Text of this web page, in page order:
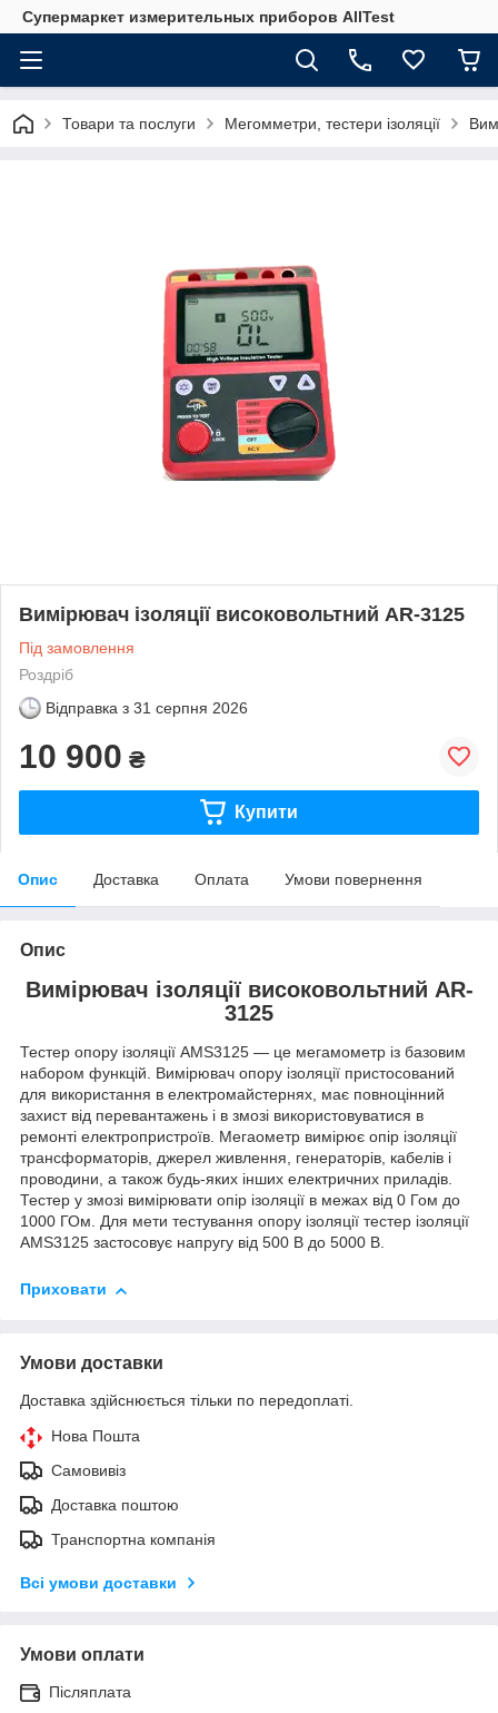
Супермаркет измерительных приборов AllTest
Товари та послуги Мегомметри, тестери ізоляції
Вимірювач ізоляції високовольтний AR-3125
Під замовлення
Роздріб
Відправка з 31 серпня 2026
10 900 ₴
Купити
Опис Доставка Оплата Умови повернення
Опис
Вимірювач ізоляції високовольтний AR-
3125
Тестер опору ізоляції AMS3125 — це мегамометр із базовим
набором функцій. Вимірювач опору ізоляції пристосований
для використання в електромайстернях, має повноцінний
захист від перевантажень і в змозі використовуватися в
ремонті електропристроїв. Мегаометр вимірює опір ізоляції
трансформаторів, джерел живлення, генераторів, кабелів і
проводини, а також будь-яких інших електричних приладів.
Тестер у змозі вимірювати опір ізоляції в межах від 0 Гом до
1000 ГОм. Для мети тестування опору ізоляції тестер ізоляції
AMS3125 застосовує напругу від 500 В до 5000 В.
Приховати
Умови доставки
Доставка здійснюється тільки по передоплаті.
Нова Пошта
Самовивіз
Доставка поштою
Транспортна компанія
Всі умови доставки
Умови оплати
Післяплата